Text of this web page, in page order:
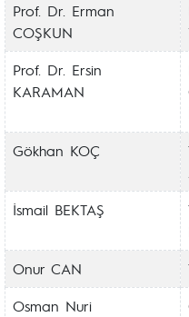
Prof. Dr. Erman
COŞKUN
Prof. Dr. Ersin
KARAMAN
Gökhan KOÇ
İsmail BEKTAŞ
Onur CAN
Osman Nuri